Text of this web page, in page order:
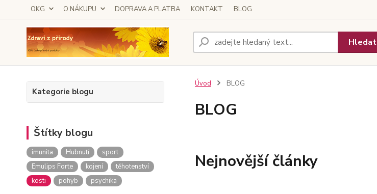
OKG O NÁKUPU DOPRAVA A PLATBA KONTAKT BLOG
Hledat
Kategorie blogu
Štítky blogu
imunita Hubnutí
sport
Emulips Forte
kojení
těhotenství
kosti
pohyb psychika
Úvod BLOG
BLOG
Nejnovější články